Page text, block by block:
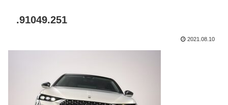
.91049.251
2021.08.10